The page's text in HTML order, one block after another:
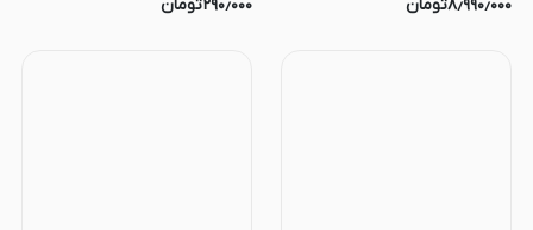
۸٫۹۹۰٫۰۰۰تومان ۲۹۰٫۰۰۰تومان